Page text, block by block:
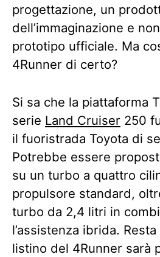
progettazione, un
dell’immaginazione e
prototipo ufficiale. Ma
4Runner di certo?
Si sa che la piattaforma
serie Land Cruiser 250
il fuoristrada Toyota di
Potrebbe essere
su un turbo a quattro
propulsore standard,
turbo da 2,4 litri in
l’assistenza ibrida.
listino del 4Runner sarà